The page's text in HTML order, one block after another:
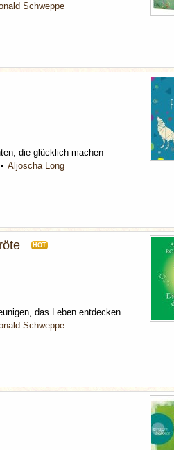
Schweppe
die glücklich machen
Aljoscha Long
HOT
das Leben entdecken
Schweppe